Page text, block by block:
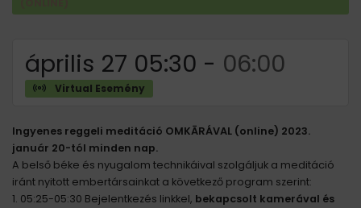
április 27 05:30 - 06:00
Virtual Esemény
Ingyenes reggeli meditáció OMKĀRÁVAL (online) 2023.
január 20-tól minden nap.
A belső béke és nyugalom technikáival szolgáljuk a meditáció
iránt nyitott embertársainkat a következő program szerint:
1. 05:25-05:30 Bejelentkezés linkkel, bekapcsolt kamerával és